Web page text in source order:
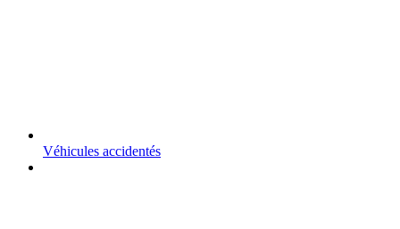
Véhicules accidentés